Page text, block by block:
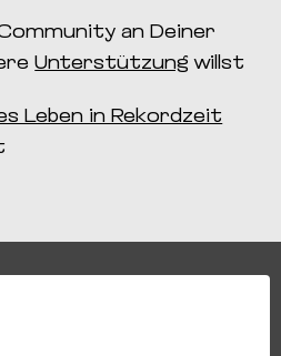
an Deiner
Unterstützung willst
Leben in Rekordzeit